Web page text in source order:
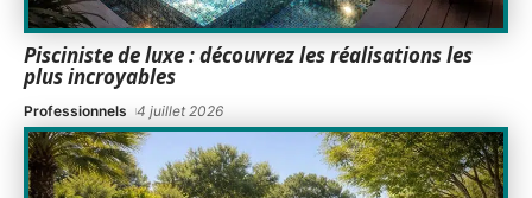
Pisciniste de luxe : découvrez les réalisations les
plus incroyables
Professionnels 4 juillet 2026